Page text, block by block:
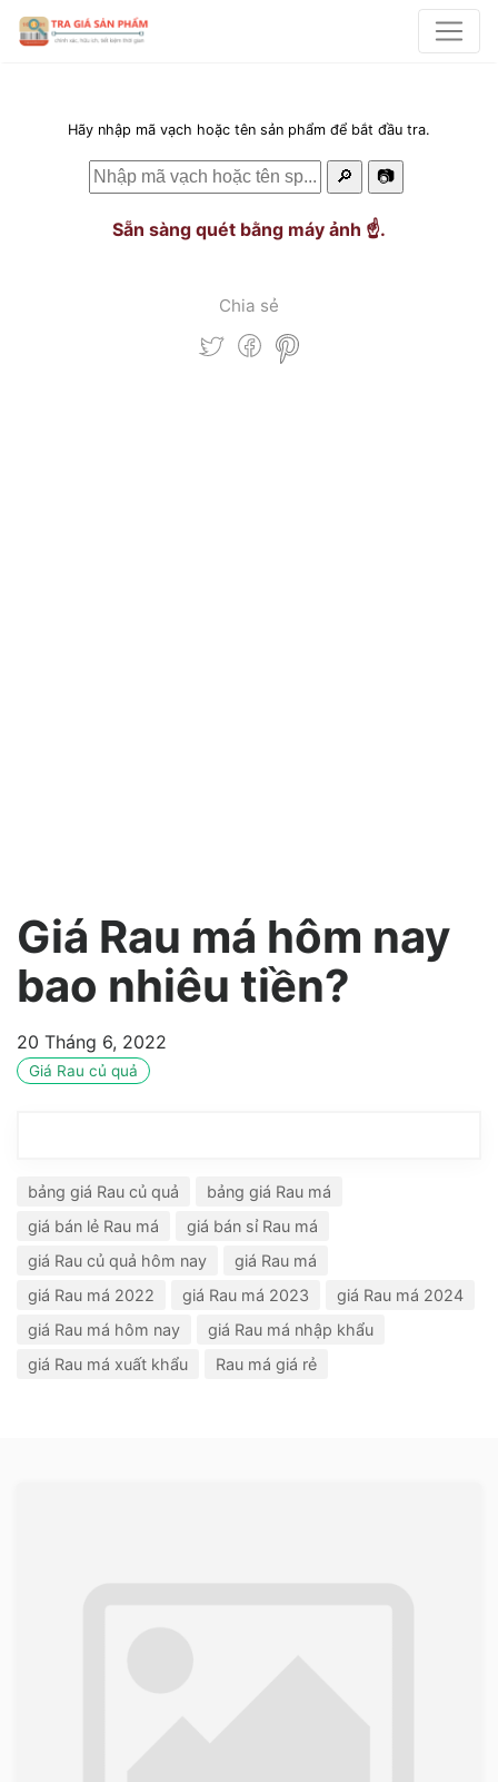
Hãy nhập mã vạch hoặc tên sản phẩm để bắt đầu tra.
🔎 📷
Sẵn sàng quét bằng máy ảnh ☝️.
Chia sẻ
Giá Rau má hôm nay
bao nhiêu tiền?
20 Tháng 6, 2022
Giá Rau củ quả
bảng giá Rau củ quả
bảng giá Rau má
giá bán lẻ Rau má
giá bán sỉ Rau má
giá Rau củ quả hôm nay
giá Rau má
giá Rau má 2022
giá Rau má 2023
giá Rau má 2024
giá Rau má hôm nay
giá Rau má nhập khẩu
giá Rau má xuất khẩu
Rau má giá rẻ